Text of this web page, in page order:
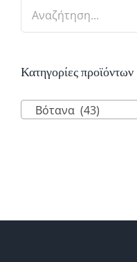
Κατηγορίες προϊόντων
Βότανα (43)